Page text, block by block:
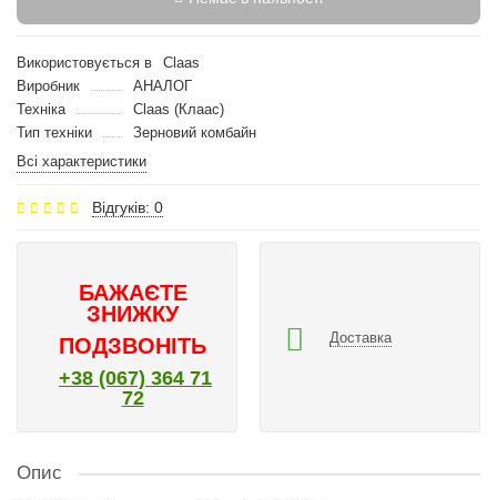
Використовується в
Claas
Виробник
АНАЛОГ
Техніка
Claas (Клаас)
Тип техніки
Зерновий комбайн
Всі характеристики
Відгуків: 0
БАЖАЄТЕ
ЗНИЖКУ
ПОДЗВОНІТЬ
+38 (067) 364 71
72
Доставка
Опис